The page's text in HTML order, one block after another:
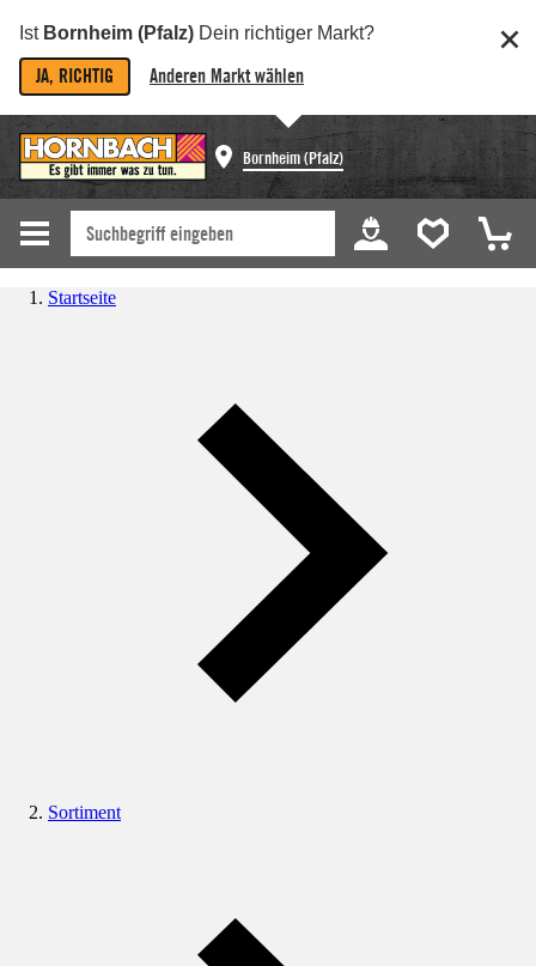
Ist Bornheim (Pfalz) Dein richtiger Markt?
JA, RICHTIG Anderen Markt wählen
Bornheim (Pfalz)
Startseite
Sortiment